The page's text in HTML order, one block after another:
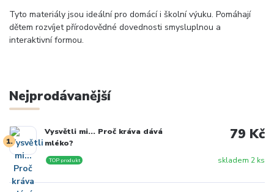
Tyto materiály jsou ideální pro domácí i školní výuku. Pomáhají
dětem rozvíjet přírodovědné dovednosti smysluplnou a
interaktivní formou.
Nejprodávanější
1.
Vysvětli mi... Proč kráva dává
mléko?
skladem 2 ks
TOP produkt
79 Kč